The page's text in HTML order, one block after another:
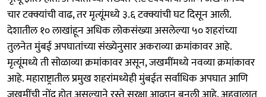
चार टक्क्यांची वाढ, तर मृत्यूंमध्ये ३.६ टक्क्यांची घट दिसून आली.
देशातील १० लाखांहून अधिक लोकसंख्या असलेल्या ५० शहरांच्या
तुलनेत मुंबई अपघातांच्या संख्येनुसार अकराव्या क्रमांकावर आहे.
मृत्यूंमध्ये ती सोळाव्या क्रमांकावर असून, जखमींमध्ये नवव्या क्रमांकावर
आहे. महाराष्ट्रातील प्रमुख शहरांमध्येही मुंबईत सर्वाधिक अपघात आणि